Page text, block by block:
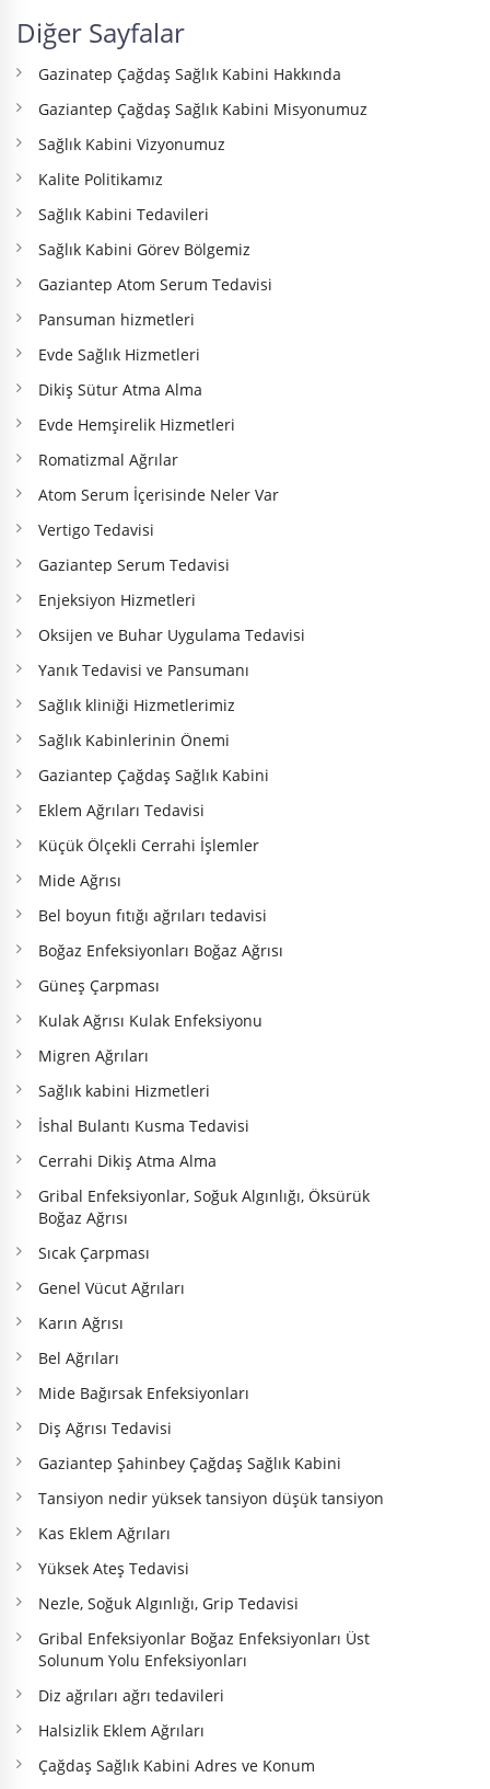
Diğer Sayfalar
Gazinatep Çağdaş Sağlık Kabini Hakkında
Gaziantep Çağdaş Sağlık Kabini Misyonumuz
Sağlık Kabini Vizyonumuz
Kalite Politikamız
Sağlık Kabini Tedavileri
Sağlık Kabini Görev Bölgemiz
Gaziantep Atom Serum Tedavisi
Pansuman hizmetleri
Evde Sağlık Hizmetleri
Dikiş Sütur Atma Alma
Evde Hemşirelik Hizmetleri
Romatizmal Ağrılar
Atom Serum İçerisinde Neler Var
Vertigo Tedavisi
Gaziantep Serum Tedavisi
Enjeksiyon Hizmetleri
Oksijen ve Buhar Uygulama Tedavisi
Yanık Tedavisi ve Pansumanı
Sağlık kliniği Hizmetlerimiz
Sağlık Kabinlerinin Önemi
Gaziantep Çağdaş Sağlık Kabini
Eklem Ağrıları Tedavisi
Küçük Ölçekli Cerrahi İşlemler
Mide Ağrısı
Bel boyun fıtığı ağrıları tedavisi
Boğaz Enfeksiyonları Boğaz Ağrısı
Güneş Çarpması
Kulak Ağrısı Kulak Enfeksiyonu
Migren Ağrıları
Sağlık kabini Hizmetleri
İshal Bulantı Kusma Tedavisi
Cerrahi Dikiş Atma Alma
Gribal Enfeksiyonlar, Soğuk Algınlığı, Öksürük
Boğaz Ağrısı
Sıcak Çarpması
Genel Vücut Ağrıları
Karın Ağrısı
Bel Ağrıları
Mide Bağırsak Enfeksiyonları
Diş Ağrısı Tedavisi
Gaziantep Şahinbey Çağdaş Sağlık Kabini
Tansiyon nedir yüksek tansiyon düşük tansiyon
Kas Eklem Ağrıları
Yüksek Ateş Tedavisi
Nezle, Soğuk Algınlığı, Grip Tedavisi
Gribal Enfeksiyonlar Boğaz Enfeksiyonları Üst
Solunum Yolu Enfeksiyonları
Diz ağrıları ağrı tedavileri
Halsizlik Eklem Ağrıları
Çağdaş Sağlık Kabini Adres ve Konum